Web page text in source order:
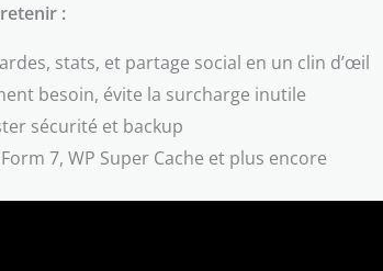
:
stats, et partage social en un clin d’œil
besoin, évite la surcharge inutile
sécurité et backup
7, WP Super Cache et plus encore